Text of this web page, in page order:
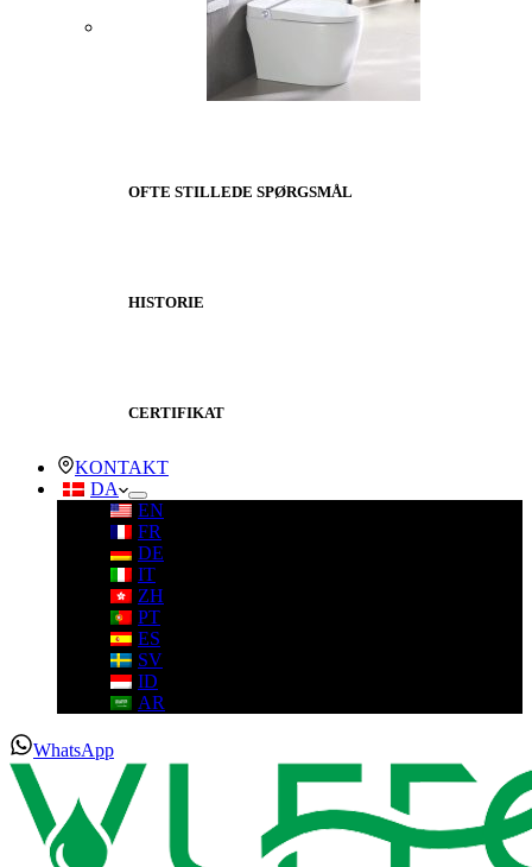
OFTE STILLEDE SPØRGSMÅL
HISTORIE
CERTIFIKAT
KONTAKT
DA
EN
FR
DE
IT
ZH
PT
ES
SV
ID
AR
WhatsApp